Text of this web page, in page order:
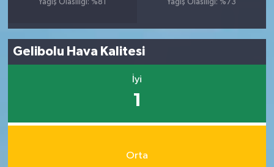
Yağış Olasılığı: %81
Yağış Olasılığı: %73
Gelibolu Hava Kalitesi
İyi
1
Orta